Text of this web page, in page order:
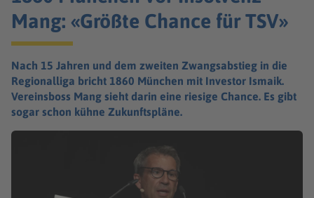
Mang: «Größte Chance für TSV»
Nach 15 Jahren und dem zweiten Zwangsabstieg in die
Regionalliga bricht 1860 München mit Investor Ismaik.
Vereinsboss Mang sieht darin eine riesige Chance. Es gibt
sogar schon kühne Zukunftspläne.